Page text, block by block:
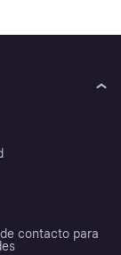
contacto para